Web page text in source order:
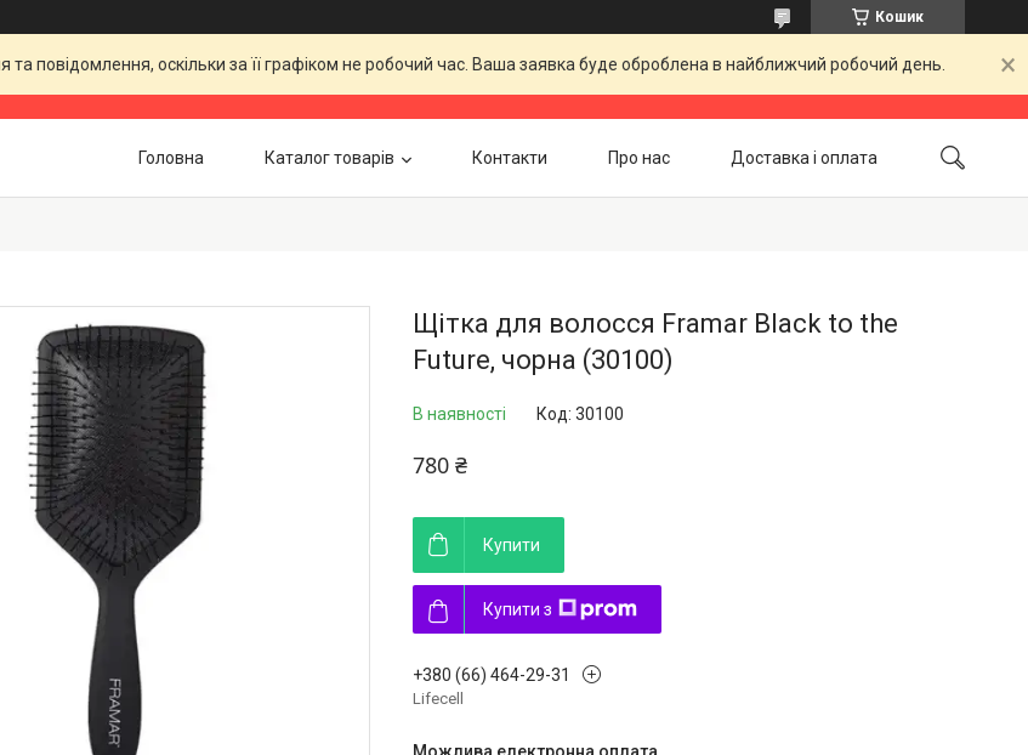
Кошик
повідомлення, оскільки за її графіком не робочий час. Ваша заявка буде оброблена в найближчий робочий день.
Головна Каталог товарів Контакти Про нас Доставка і оплата
Щітка для волосся Framar Black to the
Future, чорна (30100)
В наявності Код: 30100
780 ₴
Купити
Купити з
+380 (66) 464-29-31
Lifecell